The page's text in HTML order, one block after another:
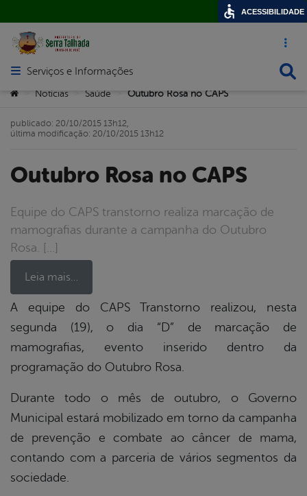
Acesso
Abrir menu principal de navegação
Serviços e Informações
Você está aqui:
Notícias Saúde Outubro Rosa no CAPS
Outubro Rosa no CAPS
Equipe do CAPS transtorno realiza marcação de
mamografias durante a campanha do Outubro
Rosa. […]
Leia mais…
publicado: 20/10/2015 13h12,
última modificação: 20/10/2015 13h12
A equipe do CAPS Transtorno realizou, nesta
segunda (19), o dia “D” de marcação de
mamografias, evento inserido dentro da
programação do Outubro Rosa.
Durante todo o mês de outubro, o Governo
Municipal estará mobilizado em torno da campanha
de prevenção e combate ao câncer de mama,
contando com a parceria de vários segmentos da
sociedade.
ACESSIBILIDADE